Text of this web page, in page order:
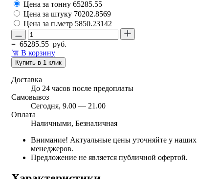
Цена за тонну 65285.55
Цена за штуку 70202.8569
Цена за п.метр 5850.23142
= 65285.55 руб.
В корзину
Купить в 1 клик
Доставка
До 24 часов после предоплаты
Самовывоз
Сегодня, 9.00 — 21.00
Оплата
Наличными, Безналичная
Внимание! Актуальные цены уточняйте у наших
менеджеров.
Предложение не является публичной офертой.